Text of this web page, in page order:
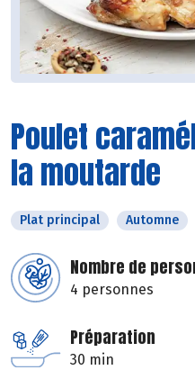
Poulet
la moutarde
Plat principal Automne
Nombre de
4 personnes
Préparation
30 min